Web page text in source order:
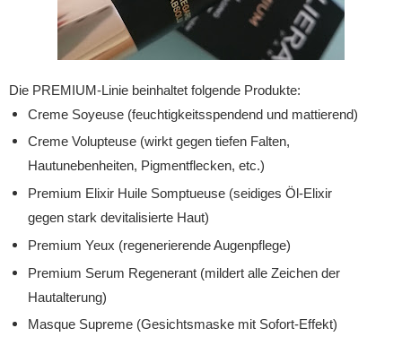
Die PREMIUM-Linie beinhaltet folgende Produkte:
Creme Soyeuse (feuchtigkeitsspendend und mattierend)
Creme Volupteuse (wirkt gegen tiefen Falten,
Hautunebenheiten, Pigmentflecken, etc.)
Premium Elixir Huile Somptueuse (seidiges Öl-Elixir
gegen stark devitalisierte Haut)
Premium Yeux (regenerierende Augenpflege)
Premium Serum Regenerant (mildert alle Zeichen der
Hautalterung)
Masque Supreme (Gesichtsmaske mit Sofort-Effekt)